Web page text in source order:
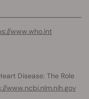
www.who.int
Disease: The Role
www.ncbi.nlm.nih.gov